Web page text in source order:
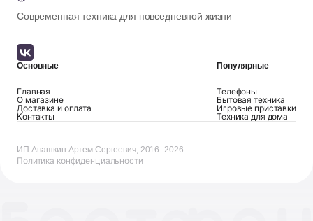
Современная техника для повседневной жизни
Основные
Главная
О магазине
Доставка и оплата
Контакты
Популярные
Телефоны
Бытовая техника
Игровые приставки
Техника для дома
ИП Анашкин Артем Сергеевич, 2016–2026
Политика конфиденциальности